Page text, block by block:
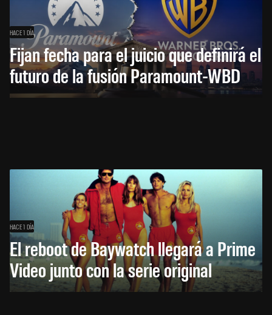
HACE 1 DÍA
Fijan fecha para el juicio que definirá el
futuro de la fusión Paramount-WBD
HACE 1 DÍA
El reboot de Baywatch llegará a Prime
Video junto con la serie original